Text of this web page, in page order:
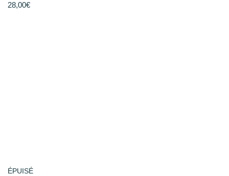
28,00€
ÉPUISÉ